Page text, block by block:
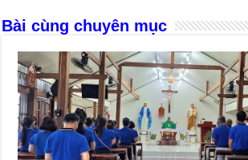
Bài cùng chuyên mục